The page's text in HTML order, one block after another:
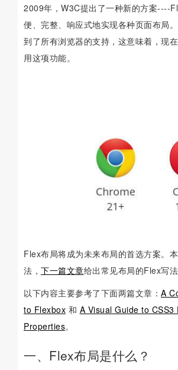
2009年，W3C提出了一种新的方案----
便、完整、响应式地实现各种页面布局
到了所有浏览器的支持，这意味着，现
用这项功能。
Flex布局将成为未来布局的首选方案。
法， 下一篇文章给出常见布局的Flex写法
以下内容主要参考了下面两篇文章： A
to Flexbox 和 A Visual Guide to CSS3
Properties。
一、Flex布局是什么？